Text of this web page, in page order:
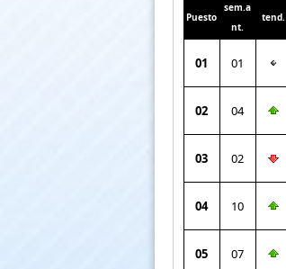
Puesto
sem.a
nt.
tend.
01 01
02 04
03 02
04 10
05 07